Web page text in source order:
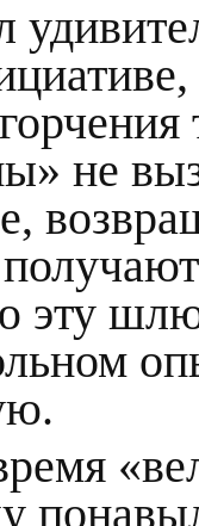
не
эту